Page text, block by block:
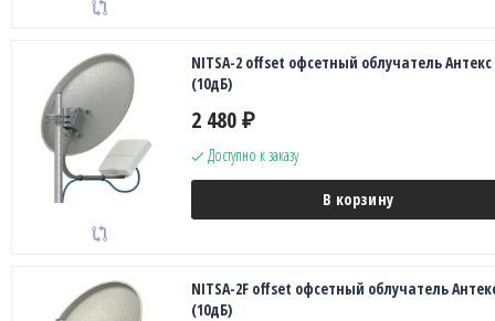
NITSA-2 offset офсетный облучатель Антекс
(10дБ)
2 480 ₽
Доступно к заказу
В корзину
NITSA-2F offset офсетный облучатель
(10дБ)